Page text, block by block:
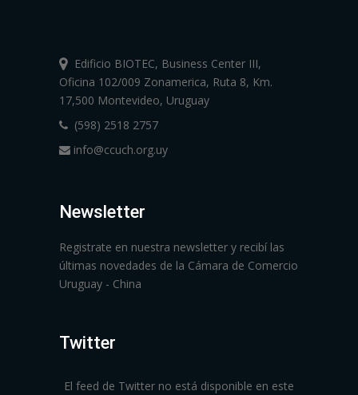
Edificio BIOTEC, Business Center III,
Oficina 102/009 Zonamerica, Ruta 8, Km.
17,500 Montevideo, Uruguay
(598) 2518 2757
info@ccuch.org.uy
Newsletter
Registrate en nuestra newsletter y recibí las
últimas novedades de la Cámara de Comercio
Uruguay - China
Twitter
El feed de Twitter no está disponible en este